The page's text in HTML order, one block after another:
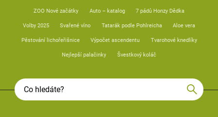
ZOO Nové začátky Auto – katalog 7 pádů Honzy Dědka
Volby 2025 Svařené víno Tatarák podle Pohlreicha Aloe vera
Pěstování lichořeřišnice Výpočet ascendentu Tvarohové knedlíky
Nejlepší palačinky Švestkový koláč